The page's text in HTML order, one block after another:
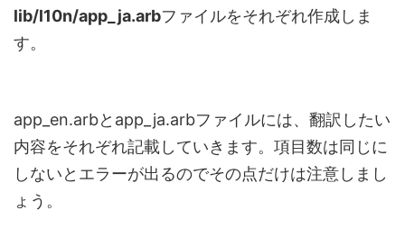
lib/l10n/app_ja.arbファイルをそれぞれ作成しま
す。
app_en.arbとapp_ja.arbファイルには、翻訳したい
内容をそれぞれ記載していきます。項目数は同じに
しないとエラーが出るのでその点だけは注意しまし
ょう。